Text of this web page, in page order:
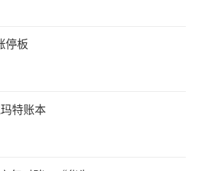
用途，华邦健康表示，在扣
停板
特账本